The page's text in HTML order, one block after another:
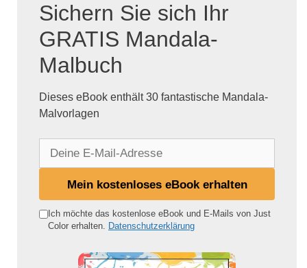
Sichern Sie sich Ihr
GRATIS Mandala-
Malbuch
Dieses eBook enthält 30 fantastische Mandala-
Malvorlagen
e
Mein kostenloses eBook erhalten
Ich möchte das kostenlose eBook und E-Mails von Just
Color erhalten.
Datenschutzerklärung